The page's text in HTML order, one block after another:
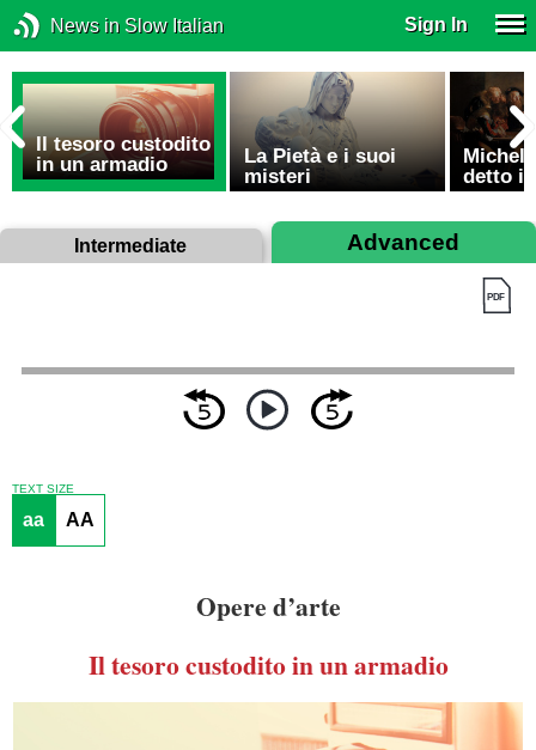
News in Slow Italian Sign In
Il tesoro custodito
in un armadio
La Pietà e i suoi
misteri
detto il
Intermediate Advanced
TEXT SIZE
aa AA
Opere d’arte
Il tesoro custodito in un armadio